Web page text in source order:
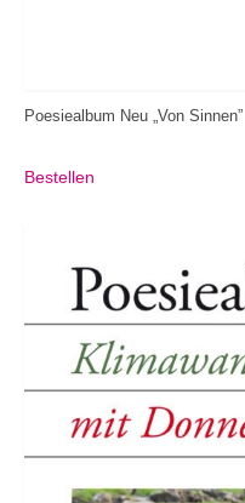
Poesiealbum Neu „Von Sinnen”
Bestellen